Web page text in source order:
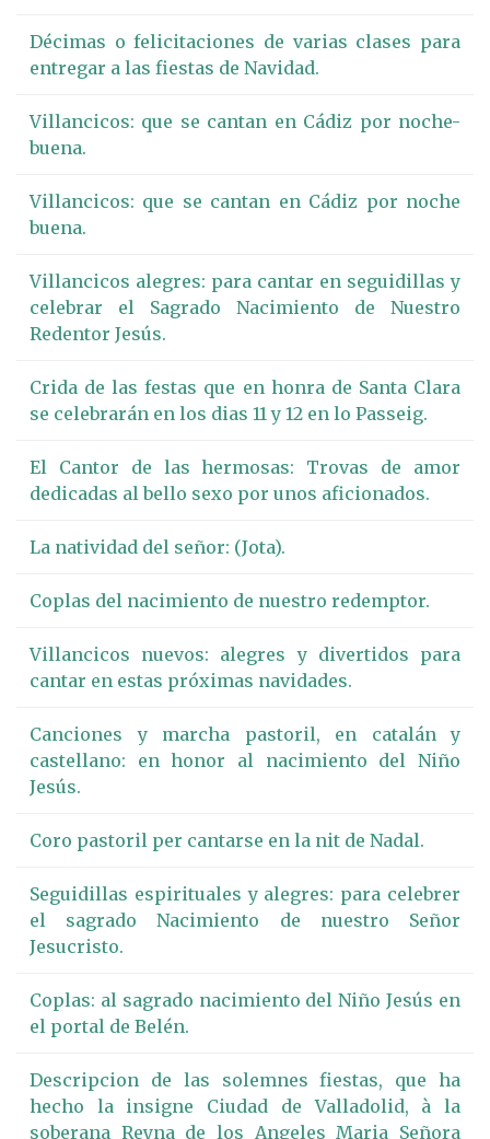
Décimas o felicitaciones de varias clases para
entregar a las fiestas de Navidad.
Villancicos: que se cantan en Cádiz por noche-
buena.
Villancicos: que se cantan en Cádiz por noche
buena.
Villancicos alegres: para cantar en seguidillas y
celebrar el Sagrado Nacimiento de Nuestro
Redentor Jesús.
Crida de las festas que en honra de Santa Clara
se celebrarán en los dias 11 y 12 en lo Passeig.
El Cantor de las hermosas: Trovas de amor
dedicadas al bello sexo por unos aficionados.
La natividad del señor: (Jota).
Coplas del nacimiento de nuestro redemptor.
Villancicos nuevos: alegres y divertidos para
cantar en estas próximas navidades.
Canciones y marcha pastoril, en catalán y
castellano: en honor al nacimiento del Niño
Jesús.
Coro pastoril per cantarse en la nit de Nadal.
Seguidillas espirituales y alegres: para celebrer
el sagrado Nacimiento de nuestro Señor
Jesucristo.
Coplas: al sagrado nacimiento del Niño Jesús en
el portal de Belén.
Descripcion de las solemnes fiestas, que ha
hecho la insigne Ciudad de Valladolid, à la
soberana Reyna de los Angeles Maria Señora